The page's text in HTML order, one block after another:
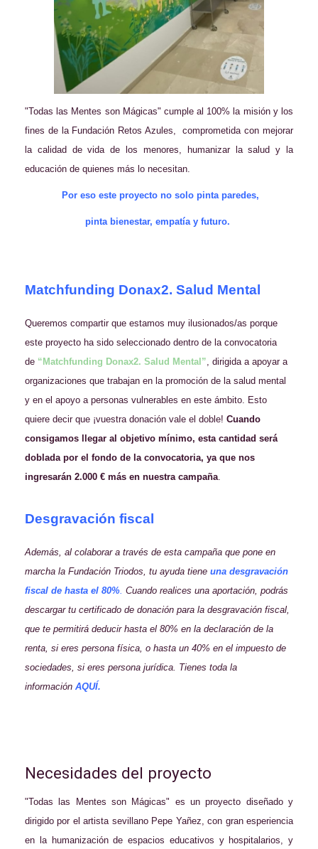
"Todas las Mentes son Mágicas" cumple al 100% la misión y los
fines de la Fundación Retos Azules, comprometida con mejorar
la calidad de vida de los menores, humanizar la salud y la
educación de quienes más lo necesitan.
Por eso este proyecto no solo pinta paredes,
pinta bienestar, empatía y futuro.
Matchfunding Donax2. Salud Mental
Queremos compartir que estamos muy ilusionados/as porque
este proyecto ha sido seleccionado dentro de la convocatoria
de “Matchfunding Donax2. Salud Mental” , dirigida a apoyar a
organizaciones que trabajan en la promoción de la salud mental
y en el apoyo a personas vulnerables en este ámbito. Esto
quiere decir que ¡vuestra donación vale el doble! Cuando
consigamos llegar al objetivo mínimo, esta cantidad será
doblada por el fondo de la convocatoria, ya que nos
ingresarán 2.000 € más en nuestra campaña
Desgravación fiscal
Además, al colaborar a través de esta campaña que pone en
marcha la Fundación Triodos, tu ayuda tiene una desgravación
fiscal de hasta el 80% Cuando realices una aportación, podrás
descargar tu certificado de donación para la desgravación fiscal,
que te permitirá deducir hasta el 80% en la declaración de la
renta, si eres persona física, o hasta un 40% en el impuesto de
sociedades, si eres persona jurídica. Tienes toda la
información AQUÍ.
Necesidades del proyecto
"Todas las Mentes son Mágicas" es un proyecto diseñado y
dirigido por el artista sevillano Pepe Yañez, con gran esperiencia
en la humanización de espacios educativos y hospitalarios, y